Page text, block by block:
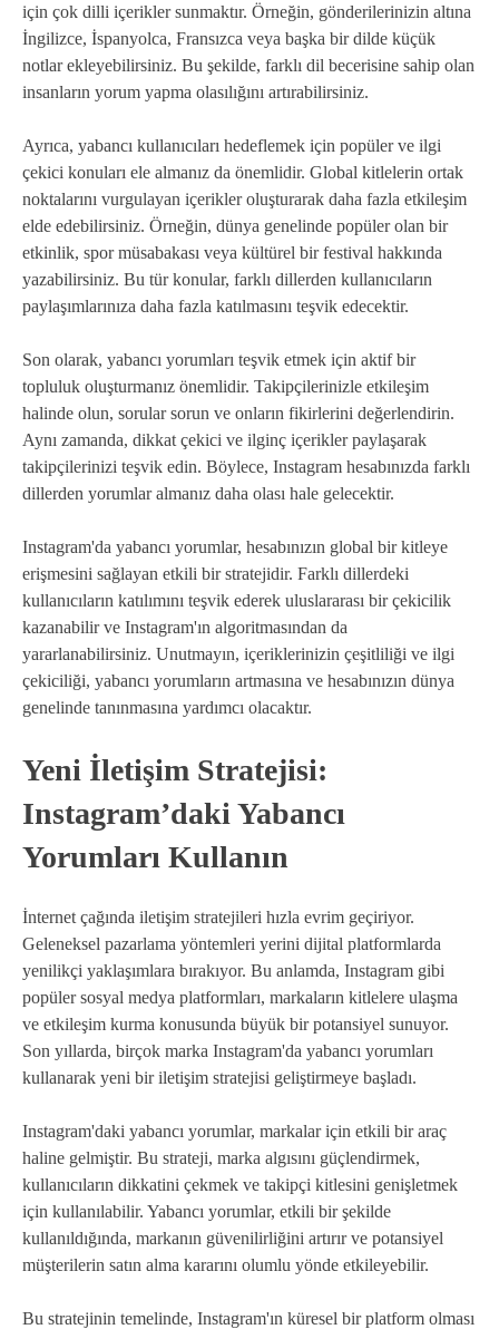
için çok dilli içerikler sunmaktır. Örneğin, gönderilerinizin altına
İngilizce, İspanyolca, Fransızca veya başka bir dilde küçük
notlar ekleyebilirsiniz. Bu şekilde, farklı dil becerisine sahip olan
insanların yorum yapma olasılığını artırabilirsiniz.
Ayrıca, yabancı kullanıcıları hedeflemek için popüler ve ilgi
çekici konuları ele almanız da önemlidir. Global kitlelerin ortak
noktalarını vurgulayan içerikler oluşturarak daha fazla etkileşim
elde edebilirsiniz. Örneğin, dünya genelinde popüler olan bir
etkinlik, spor müsabakası veya kültürel bir festival hakkında
yazabilirsiniz. Bu tür konular, farklı dillerden kullanıcıların
paylaşımlarınıza daha fazla katılmasını teşvik edecektir.
Son olarak, yabancı yorumları teşvik etmek için aktif bir
topluluk oluşturmanız önemlidir. Takipçilerinizle etkileşim
halinde olun, sorular sorun ve onların fikirlerini değerlendirin.
Aynı zamanda, dikkat çekici ve ilginç içerikler paylaşarak
takipçilerinizi teşvik edin. Böylece, Instagram hesabınızda farklı
dillerden yorumlar almanız daha olası hale gelecektir.
Instagram'da yabancı yorumlar, hesabınızın global bir kitleye
erişmesini sağlayan etkili bir stratejidir. Farklı dillerdeki
kullanıcıların katılımını teşvik ederek uluslararası bir çekicilik
kazanabilir ve Instagram'ın algoritmasından da
yararlanabilirsiniz. Unutmayın, içeriklerinizin çeşitliliği ve ilgi
çekiciliği, yabancı yorumların artmasına ve hesabınızın dünya
genelinde tanınmasına yardımcı olacaktır.
Yeni İletişim Stratejisi:
Instagram’daki Yabancı
Yorumları Kullanın
İnternet çağında iletişim stratejileri hızla evrim geçiriyor.
Geleneksel pazarlama yöntemleri yerini dijital platformlarda
yenilikçi yaklaşımlara bırakıyor. Bu anlamda, Instagram gibi
popüler sosyal medya platformları, markaların kitlelere ulaşma
ve etkileşim kurma konusunda büyük bir potansiyel sunuyor.
Son yıllarda, birçok marka Instagram'da yabancı yorumları
kullanarak yeni bir iletişim stratejisi geliştirmeye başladı.
Instagram'daki yabancı yorumlar, markalar için etkili bir araç
haline gelmiştir. Bu strateji, marka algısını güçlendirmek,
kullanıcıların dikkatini çekmek ve takipçi kitlesini genişletmek
için kullanılabilir. Yabancı yorumlar, etkili bir şekilde
kullanıldığında, markanın güvenilirliğini artırır ve potansiyel
müşterilerin satın alma kararını olumlu yönde etkileyebilir.
Bu stratejinin temelinde, Instagram'ın küresel bir platform olması